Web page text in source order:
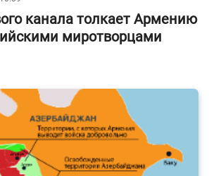
канала толкает Армению
миротворцами